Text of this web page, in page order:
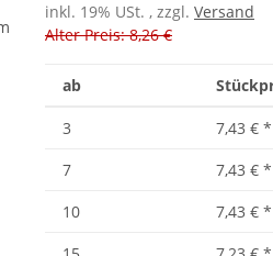
inkl. 19% USt. , zzgl. Versand
Alter Preis: 8,26 €
ab
3 7,43 € *
7
7,43 € *
10
7,43 € *